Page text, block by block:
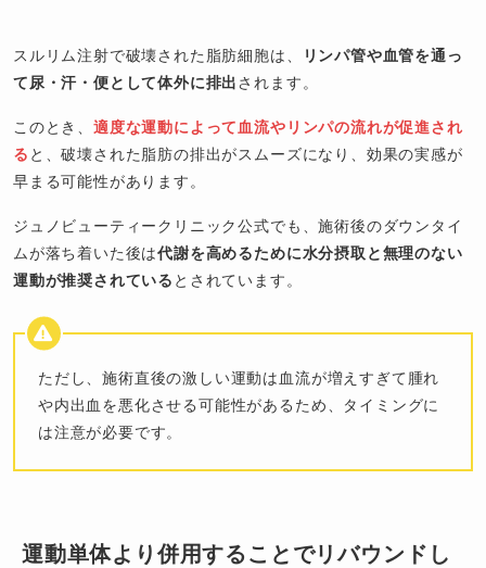
スルリム注射で破壊された脂肪細胞は、
リンパ管や血管を通っ
て尿・汗・便として体外に排出されます。
このとき、適度な運動によって血流やリンパの流れが促進され
る と、破壊された脂肪の排出がスムーズになり、効果の実感が
早まる可能性があります。
ジュノビューティークリニック公式でも、施術後のダウンタイ
ムが落ち着いた後は代謝を高めるために水分摂取と無理のない
運動が推奨されている とされています。
ただし、施術直後の激しい運動は血流が増えすぎて腫れ
や内出血を悪化させる可能性があるため、タイミングに
は注意が必要です。
運動単体より併用することでリバウンドし